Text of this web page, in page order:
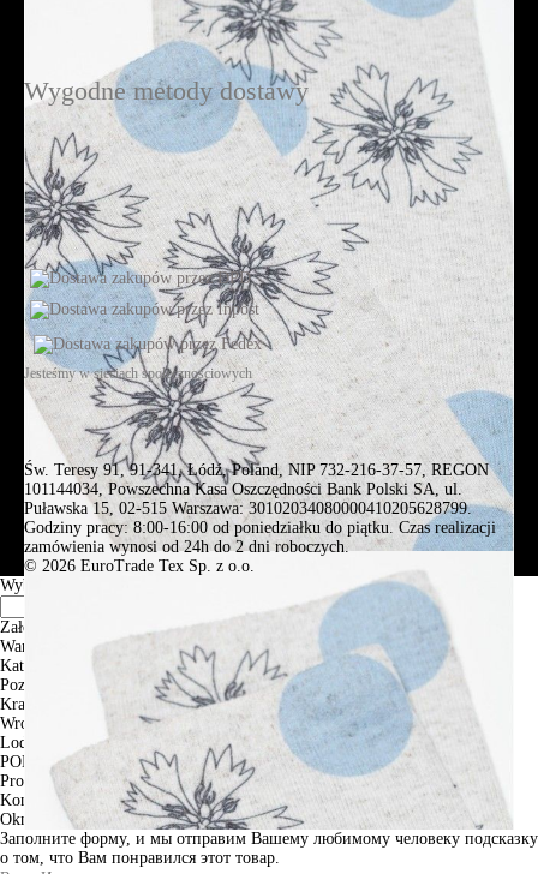
Wygodne metody dostawy
Jesteśmy w sieciach społecznościowych
Św. Teresy 91, 91-341, Łódź, Poland, NIP 732-216-37-57, REGON
101144034, Powszechna Kasa Oszczędności Bank Polski SA, ul.
Puławska 15, 02-515 Warszawa: 30102034080000410205628799.
Godziny pracy: 8:00-16:00 od poniedziałku do piątku. Czas realizacji
zamówienia wynosi od 24h do 2 dni roboczych.
© 2026 EuroTrade Tex Sp. z o.o.
Wybierz miasta
Założenia
Warszawa
Katowice
Poznan
Krakow
Wroclaw
Lodz
PODGLĄD
Produkt w koszyku
Kontynuuj zakupyZAMÓWIENIE
Okno informacyjne
Заполните форму, и мы отправим Вашему любимому человеку подсказку
о том, что Вам понравился этот товар.